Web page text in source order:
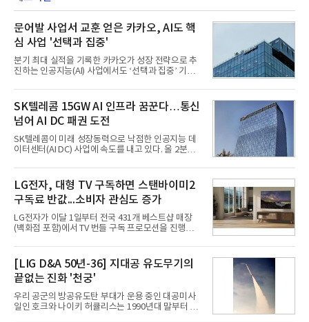
문어발 사업서 교훈 얻은 카카오, AI도 핵
심 사업 '선택과 집중'
분기 최대 실적을 기록한 카카오가 성장 전략으로 추
진하는 인공지능(AI) 사업에서도 ‘선택과 집중’ 기조
라 투자에 나서는 것과 달리, 카카오는 ‘카카오톡’이
라는 플랫폼 경쟁력을 활용한 AI 에이전트 서비스에
집중하는 전략이다. 과거 무리한 사업 확장 과정에서
겪었던 시행착오를 되풀이하지 않고 핵심 역량에 집
중하겠다는 취지로 풀이된다.7일 업계에 따르면 카카
오는 올해 2분기 연결 기준 매출 2조985억원, 영업이
익 2770억원을 기록했다. 전년 동기 대비 매출과 영업
은 4884억
SK텔레콤 15GW AI 인프라 꿈꾼다…통신
넘어 AI DC 패권 도전
SK텔레콤이 미래 성장동력으로 낙점한 인공지능 데
이터센터(AI DC) 사업에 속도를 내고 있다. 올 2분기
는 2035년까지 총 15GW(기가와트) 규모의 AI DC를
구축하겠다는 대형 청사진을 제시하면서다. 이에 따
라 경쟁 구도 역시 이동통신사인 KT, LG유플러스를
넘어 네이버, 삼성SDS 등 IT 인프라 기업으로 확장되
고 있다.7일 SK텔레콤에 따르면 회사는 올해 2분기
연결 기준 매출 4조 3591억원, 영업이익 5660억원을
기록했다. 매출은 전년 동기 대비 0.5%, 영업이익은
따른 기저효과가 실
LG전자, 대형 TV 구독하면 스탠바이미2
구독료 반값...소비자 관심도 증가
LG전자가 이달 1일부터 전국 431개 베스트샵 매장
(백화점 포함)에서 TV 번들 구독 프로모션을 진행하고
인해주는 프로모션이다.대상 제품은 65·77·83형 올
레드, 75·86·100형 마이크로 RGB, 75·86형 미니
RGB 등 거실용 TV로 인기가 높은 베스트셀러 TV 20
개 모델이며, 동시 구독 계약 시 스탠바이미2(모델명
27LX6TPGA) 구독료를 50% 할인 받을 수 있다. 프로
모션 대상 모델과 혜택, 구독료 등 프로모션 세부 사항
은 베스트샵 판매 매니저에게 문의하면 자세히 안내
[LIG D&A 50년-36] 지대공 유도무기의
끝없는 진화 '천궁'
우리 공군의 방공유도탄 부대가 운용 중인 대공미사
일인 호크와 나이키 허큘리스는 1990년대 말부터 성